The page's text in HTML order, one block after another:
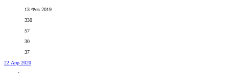
13 Фев 2019
330
57
30
37
22 Апр 2020